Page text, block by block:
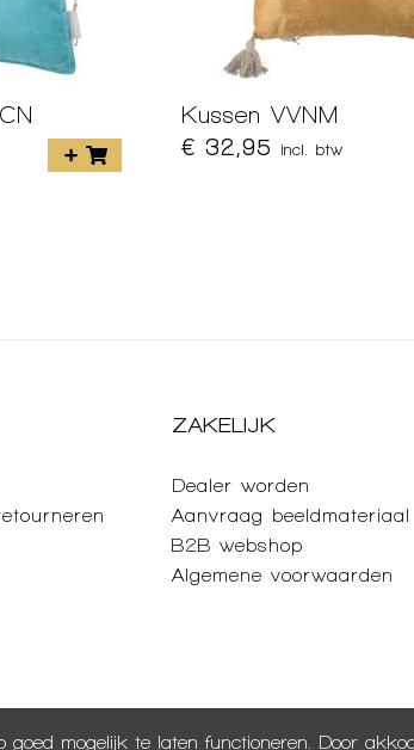
Kussen VVNM
€ 32,95
incl. btw
mogelijk te laten functioneren. Door
ZAKELIJK
Dealer worden
Aanvraag beeldmateriaal
B2B webshop
Algemene voorwaarden